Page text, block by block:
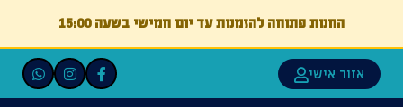
החנות פתוחה להזמנות עד יום חמישי בשעה 15:00
אזור אישי